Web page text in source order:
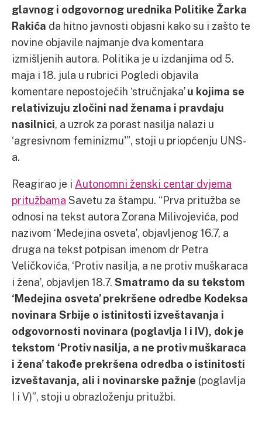
glavnog i odgovornog urednika Politike Žarka
Rakića da hitno javnosti objasni kako su i zašto te
novine objavile najmanje dva komentara
izmišljenih autora. Politika je u izdanjima od 5.
maja i 18. jula u rubrici Pogledi objavila
komentare nepostojećih ‘stručnjaka’u kojima se
relativizuju zločini nad ženama i pravdaju
nasilnici, a uzrok za porast nasilja nalazi u
‘agresivnom feminizmu'”, stoji u priopćenju UNS-
a.
Reagirao je i Autonomni ženski centar dvjema
pritužbama Savetu za štampu. “Prva pritužba se
odnosi na tekst autora Zorana Milivojevića, pod
nazivom ‘Medejina osveta’, objavljenog 16.7, a
druga na tekst potpisan imenom dr Petra
Veličkovića, ‘Protiv nasilja, a ne protiv muškaraca
i žena’, objavljen 18.7. Smatramo da su tekstom
‘Medejina osveta’ prekršene odredbe Kodeksa
novinara Srbije o istinitosti izveštavanja i
odgovornosti novinara (poglavlja I i IV), dok je
tekstom ‘Protiv nasilja, a ne protiv muškaraca
i žena’ takođe prekršena odredba o istinitosti
izveštavanja, ali i novinarske pažnje (poglavlja
I i V)”, stoji u obrazloženju pritužbi.